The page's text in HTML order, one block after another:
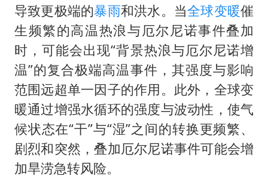
导致更极端的暴雨和洪水。当全球变暖催
生频繁的高温热浪与厄尔尼诺事件叠加
时，可能会出现“背景热浪与厄尔尼诺增
温”的复合极端高温事件，其强度与影响
范围远超单一因子的作用。此外，全球变
暖通过增强水循环的强度与波动性，使气
候状态在“干”与“湿”之间的转换更频繁、
剧烈和突然，叠加厄尔尼诺事件可能会增
加旱涝急转风险。